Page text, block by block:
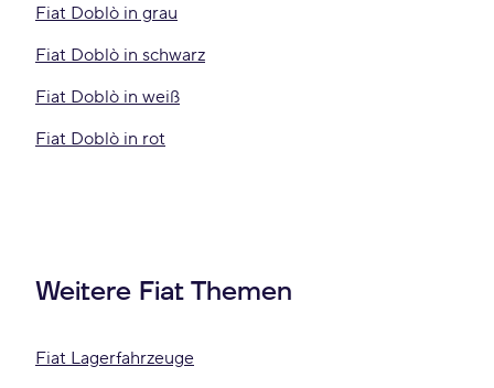
Fiat Doblò in grau
Fiat Doblò in schwarz
Fiat Doblò in weiß
Fiat Doblò in rot
Weitere Fiat Themen
Fiat Lagerfahrzeuge